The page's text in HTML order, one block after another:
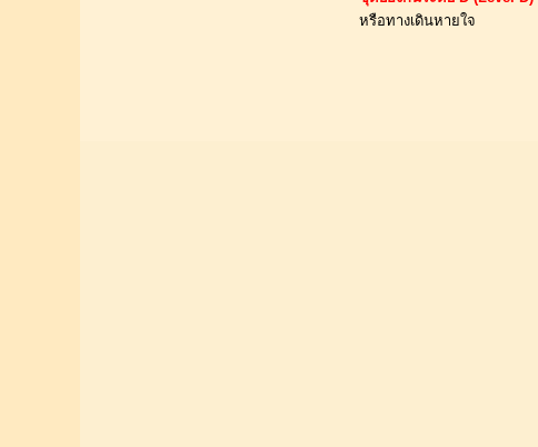
หรือทางเดินหายใจ